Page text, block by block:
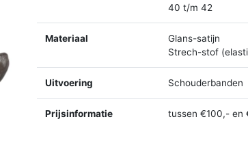
40 t/m 42
Materiaal
Glans-satijn
Strech-stof
Uitvoering Schouderbanden
Prijsinformatie tussen €100,- en